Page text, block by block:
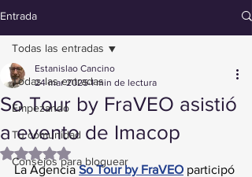
Entrada
Todas las entradas
Empezando
Tu comunidad
Consejos para bloguear
Todas las entradas
So Tour by FraVEO asistió
a evento de Imacop
Estanislao Cancino
24 mar 2025 1 min de lectura
Obtuvo NaN de 5 estrellas.
La Agencia So Tour by FraVEO participó